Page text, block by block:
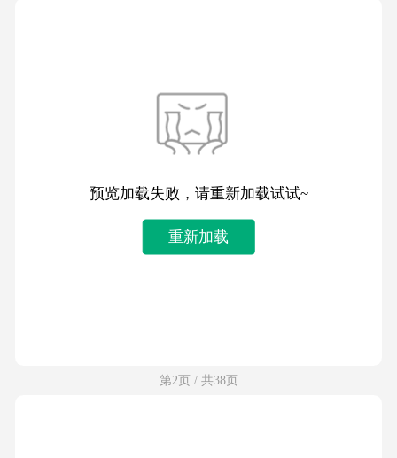
预览加载失败，请重新加载试试~
重新加载
第2页 / 共38页